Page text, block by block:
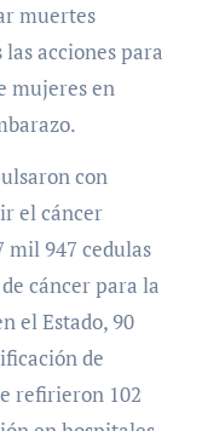
muertes
acciones para
mujeres en
con
el cáncer
947 cedulas
cáncer para la
el Estado, 90
de
refirieron 102